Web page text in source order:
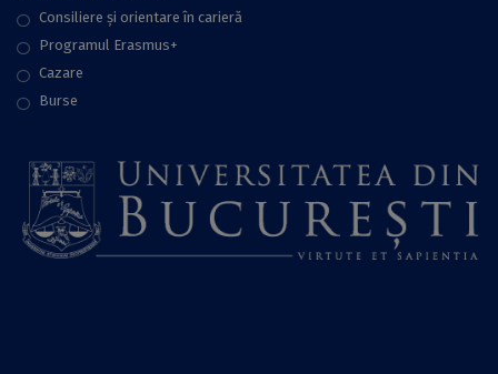
Consiliere şi orientare în carieră
Programul Erasmus+
Cazare
Burse